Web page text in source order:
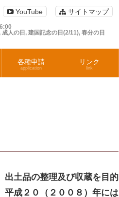
YouTube サイトマップ
人の日, 建国記念の日(2/11), 春分の日
各種申請
application
リンク
link
土品の整理及び収蔵を目的
平成２０（２００８）年には